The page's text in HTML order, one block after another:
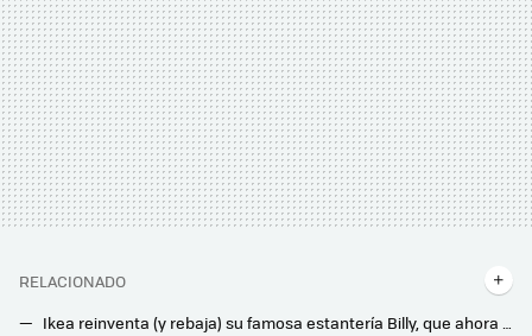
RELACIONADO
Ikea reinventa (y rebaja) su famosa estantería Billy, que ahora encaja mejor en pisos pequeños